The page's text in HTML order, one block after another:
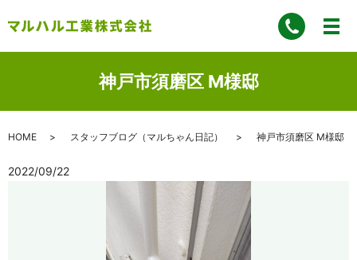
神戸市須磨区 M様邸
HOME スタッフブログ（マルちゃん日記） 神戸市須磨区 M様邸
2022/09/22